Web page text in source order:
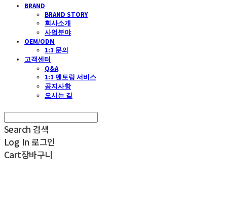
BRAND
BRAND STORY
회사소개
사업분야
OEM/ODM
1:1 문의
고객센터
Q&A
1:1 멘토링 서비스
공지사항
오시는 길
Search 검색
Log In 로그인
Cart장바구니